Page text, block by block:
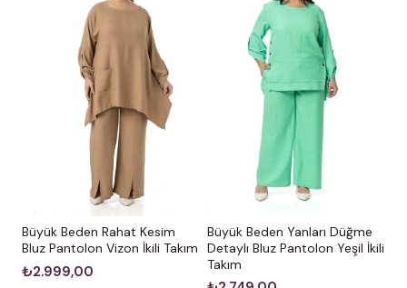
Büyük Beden Rahat Kesim
Bluz Pantolon Vizon İkili Takım
₺2.999,00
Büyük Beden Yanları Düğme
Detaylı Bluz Pantolon Yeşil İkili
Takım